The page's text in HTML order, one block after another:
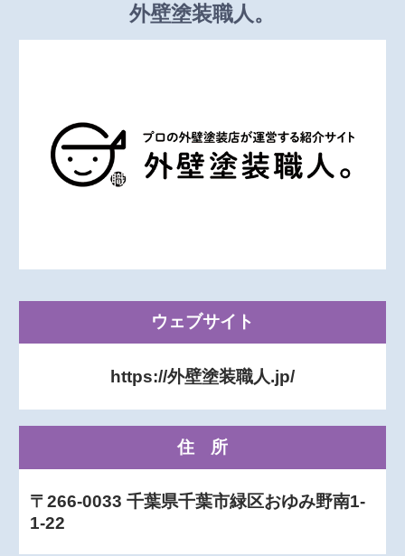
外壁塗装職人。
ウェブサイト
https://外壁塗装職人.jp/
住所
〒266-0033 千葉県千葉市緑区おゆみ野南1-
1-22